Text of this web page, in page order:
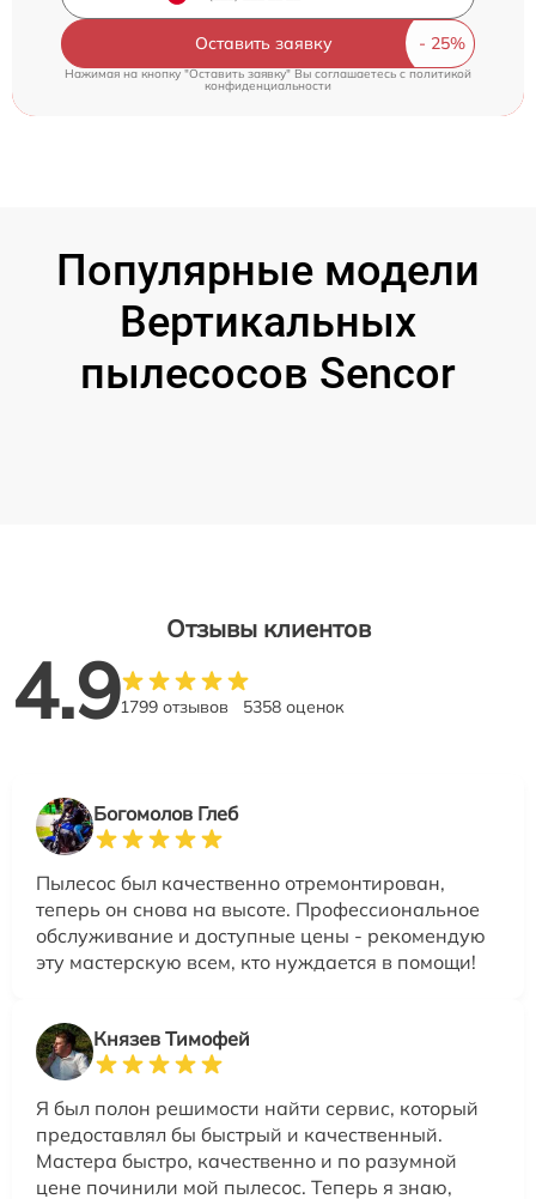
Оставить заявку
Нажимая на кнопку "Оставить заявку" Вы соглашаетесь cполитикой
конфиденциальности
Популярные модели
Вертикальных
пылесосов Sencor
Отзывы клиентов
4.91799 отзывов 5358 оценок
Богомолов Глеб
Пылесос был качественно отремонтирован,
теперь он снова на высоте. Профессиональное
обслуживание и доступные цены - рекомендую
эту мастерскую всем, кто нуждается в помощи!
Князев Тимофей
Я был полон решимости найти сервис, который
предоставлял бы быстрый и качественный.
Мастера быстро, качественно и по разумной
цене починили мой пылесос. Теперь я знаю,